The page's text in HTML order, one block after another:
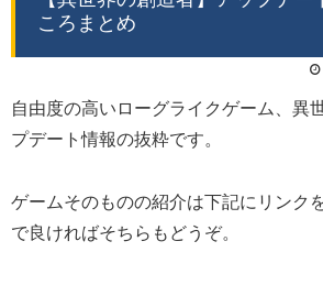
ころまとめ
自由度の高いローグライクゲーム、異
プデート情報の抜粋です。
ゲームそのものの紹介は下記にリンク
で良ければそちらもどうぞ。